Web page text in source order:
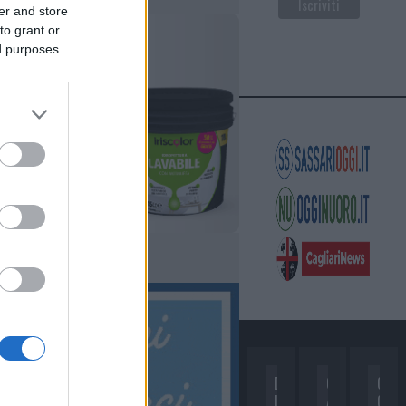
and store
grant or
purposes
D
C
C